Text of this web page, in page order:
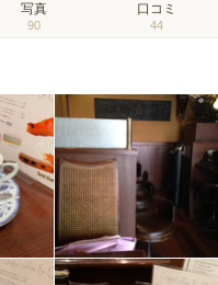
写真
90
口コミ
44